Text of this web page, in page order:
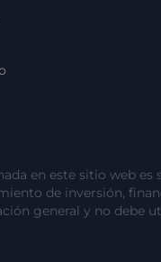
en este sitio web
de inversión,
general y no debe